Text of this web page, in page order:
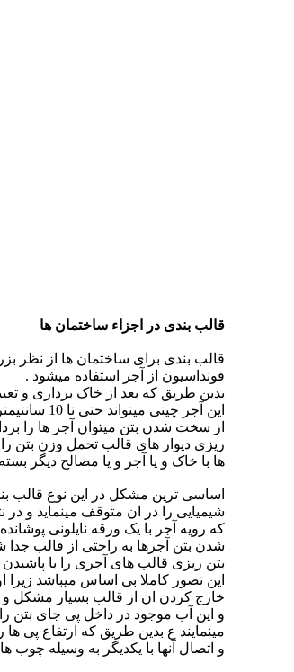
قالب بندی در اجزاء ساختمان ها
قالب بندی برای ساختمان ها از نظر
فونداسیون از آجر استفاده میشود .
بدین طریق که بعد از خاک برداری و
این آجر
از سخت شدن بتن میتوان آجر ها را
ریزی دیوار های قالب تحمل وزن بتن
ها با خاک و یا آجر و یا مصالح دیگر
اساسی ترین مشکل در این نوع قالب
که رویه آجر با یک ورقه نایلونی
شدن بتن آجرها به راحتی از قالب جدا
بتن ریزی قالب های آجری را با
این تصور کاملا بی اساس میباشد
خارج کردن ان از قالب بسیار مشکل
و این آب موجود در داخل پی جای بتن
مینمایند ع بدین طریق که ارتفاع پی
و اتصال آنها با یکدیگر به وسیله